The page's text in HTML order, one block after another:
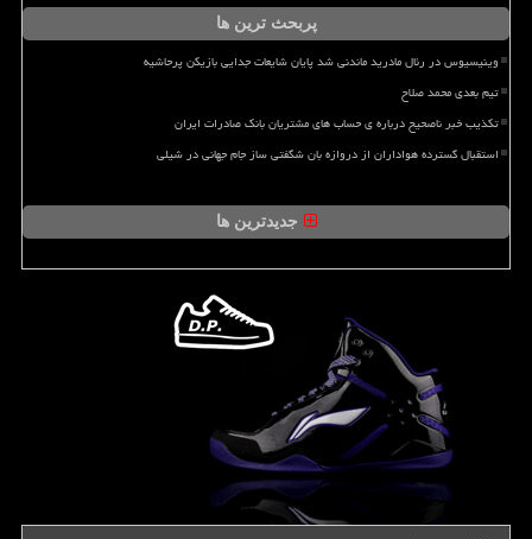
پربحث ترین ها
وینیسیوس در رئال مادرید ماندنی شد پایان شایعات جدایی بازیکن پرحاشیه
تیم بعدی محمد صلاح
تکذیب خبر ناصحیح درباره ی حساب های مشتریان بانک صادرات ایران
استقبال گسترده هواداران از دروازه بان شگفتی ساز جام جهانی در شیلی
جدیدترین ها